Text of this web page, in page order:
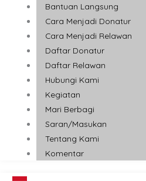
Bantuan Langsung
Cara Menjadi Donatur
Cara Menjadi Relawan
Daftar Donatur
Daftar Relawan
Hubungi Kami
Kegiatan
Mari Berbagi
Saran/Masukan
Tentang Kami
Komentar